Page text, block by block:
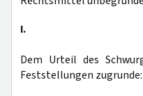
I.
Dem Urteil des
Feststellungen zugrunde: